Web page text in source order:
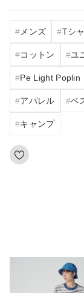
メンズ Tシ
コットン ユ
Pe Light Poplin
アパレル ベ
キャンプ